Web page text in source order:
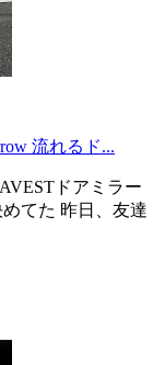
流れるド...
ドアミラー
てた 昨日、友達